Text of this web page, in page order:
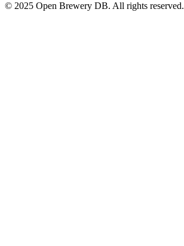
© 2025 Open Brewery DB. All rights reserved.